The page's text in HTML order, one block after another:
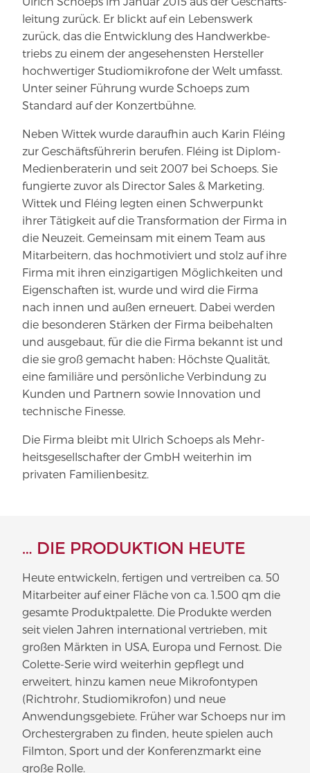
leitung zurück. Er blickt auf ein Lebenswerk
zurück, das die Ent­wicklung des Hand­werk­be­
triebs zu einem der ange­se­hensten Her­steller
hoch­wer­tiger Stu­dio­mi­krofone der Welt umfasst.
Unter seiner Führung wurde Schoeps zum
Standard auf der Konzertbühne.
Neben Wittek wurde daraufhin auch Karin Fléing
zur Geschäftsführerin berufen. Fléing ist Diplom-​
Medienberaterin und seit 2007 bei Schoeps. Sie
fungierte zuvor als Director Sales & Marketing.
Wittek und Fléing legten einen Schwerpunkt
ihrer Tätigkeit auf die Transformation der Firma in
die Neuzeit. Gemeinsam mit einem Team aus
Mitarbeitern, das hochmotiviert und stolz auf ihre
Firma mit ihren einzigartigen Möglichkeiten und
Eigenschaften ist, wurde und wird die Firma
nach innen und außen erneuert. Dabei werden
die besonderen Stärken der Firma beibehalten
und ausgebaut, für die die Firma bekannt ist und
die sie groß gemacht haben: Höchste Qualität,
eine familiäre und persönliche Verbindung zu
Kunden und Partnern sowie Innovation und
technische Finesse.
Die Firma bleibt mit Ulrich Schoeps als Mehr­
heits­ge­sell­schafter der GmbH wei­terhin im
privaten Fami­li­en­besitz.
… DIE PRODUKTION HEUTE
Heute entwickeln, fertigen und vertreiben ca. 50
Mitarbeiter auf einer Fläche von ca. 1.500 qm die
gesamte Produktpalette. Die Produkte werden
seit vielen Jahren international vertrieben, mit
großen Märkten in USA, Europa und Fernost. Die
Colette-Serie wird weiterhin gepflegt und
erweitert, hinzu kamen neue Mikrofontypen
(Richtrohr, Studiomikrofon) und neue
Anwendungsgebiete. Früher war Schoeps nur im
Orchestergraben zu finden, heute spielen auch
Filmton, Sport und der Konferenzmarkt eine
große Rolle.